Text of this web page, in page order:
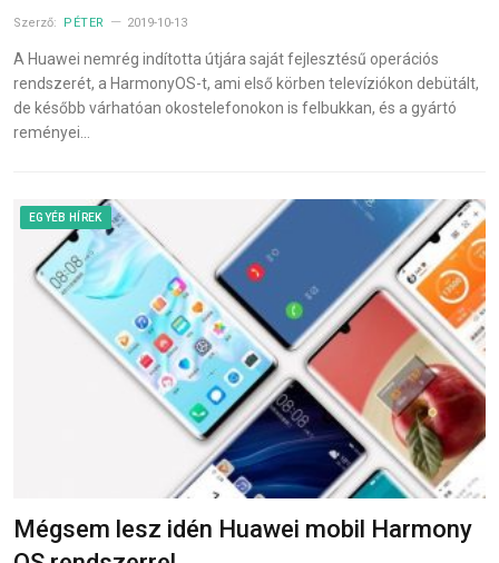
Szerző: PÉTER 2019-10-13
A Huawei nemrég indította útjára saját fejlesztésű operációs
rendszerét, a HarmonyOS-t, ami első körben televíziókon debütált,
de később várhatóan okostelefonokon is felbukkan, és a gyártó
reményei…
EGYÉB HÍREK
Mégsem lesz idén Huawei mobil Harmony